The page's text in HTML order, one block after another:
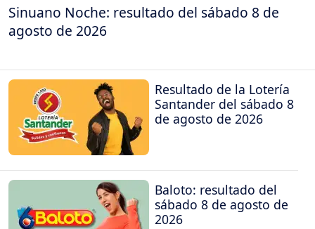
Sinuano Noche: resultado del sábado 8 de
agosto de 2026
Resultado de la Lotería
Santander del sábado 8
de agosto de 2026
Baloto: resultado del
sábado 8 de agosto de
2026